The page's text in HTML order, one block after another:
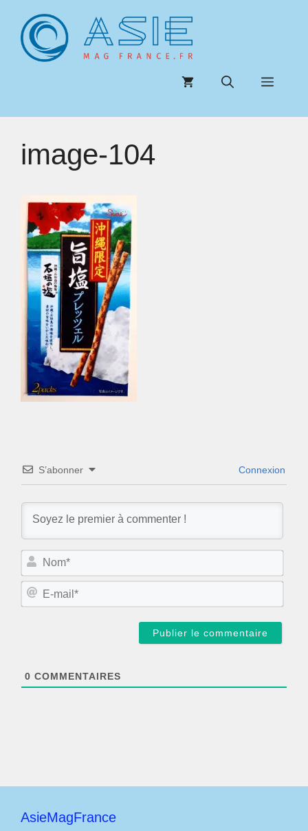
contenu
Menu
image-104
S’abonner Connexion
N
m
E
0 COMMENTAIRES
AsieMagFrance